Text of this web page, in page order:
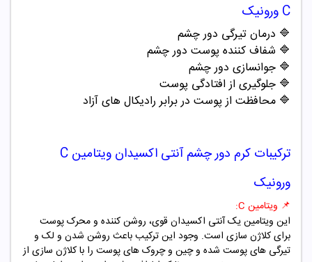
C ورونیک
🔷 درمان تیرگی دور چشم
🔷 شفاف کننده پوست دور چشم
🔷 جوانسازی دور چشم
🔷 جلوگیری از افتادگی پوست
🔷 محافظت از پوست در برابر رادیکال های آزاد
ترکیبات
کرم دور چشم آنتی اکسیدان ویتامین C
ورونیک
📌 ویتامین C:
این ویتامین یک آنتی اکسیدان قوی، روشن کننده و محرک پوست
برای کلاژن سازی است. وجود این ترکیب باعث روشن شدن و لک و
تیرگی های پوست شده و چین و چروک های پوست را با کلاژن سازی از